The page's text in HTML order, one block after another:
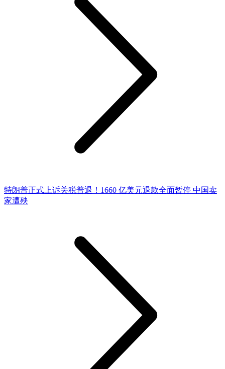
特朗普正式上诉关税普退！1660 亿美元退款全面暂停 中国卖
家遭殃